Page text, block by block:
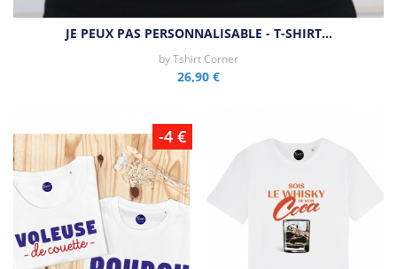
JE PEUX PAS PERSONNALISABLE - T-SHIRT…
byTshirt Corner
26,90 €
-4 €